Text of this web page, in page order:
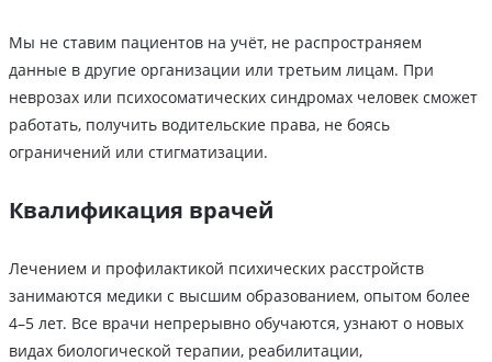
Мы не ставим пациентов на учёт, не распространяем
данные в другие организации или третьим лицам. При
неврозах или психосоматических синдромах человек сможет
работать, получить водительские права, не боясь
ограничений или стигматизации.
Квалификация врачей
Лечением и профилактикой психических расстройств
занимаются медики с высшим образованием, опытом более
4–5 лет. Все врачи непрерывно обучаются, узнают о новых
видах биологической терапии, реабилитации,